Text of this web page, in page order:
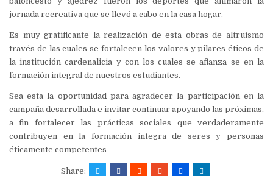
jornada recreativa que se llevó a cabo en la casa hogar.
Es muy gratificante la realización de esta obras de altruismo
través de las cuales se fortalecen los valores y pilares éticos de
la institución cardenalicia y con los cuales se afianza se en la
formación integral de nuestros estudiantes.
Sea esta la oportunidad para agradecer la participación en la
campaña desarrollada e invitar continuar apoyando las próximas,
a fin fortalecer las prácticas sociales que verdaderamente
contribuyen en la formación integra de seres y personas
éticamente competentes
Share: